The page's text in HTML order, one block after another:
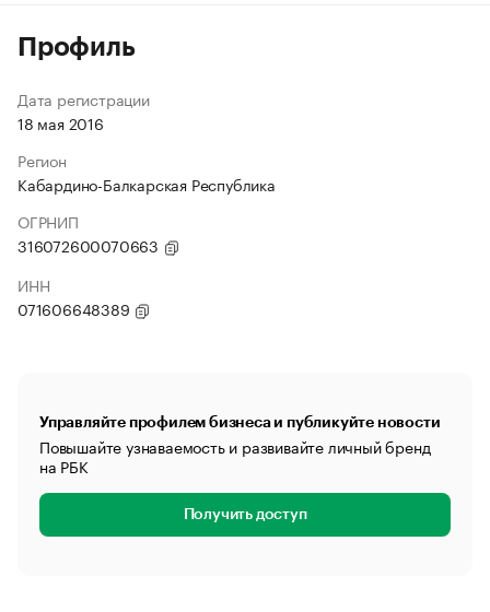
Профиль
Дата регистрации
18 мая 2016
Регион
Кабардино-Балкарская Республика
ОГРНИП
316072600070663
ИНН
071606648389
Управляйте профилем бизнеса и публикуйте новости
Повышайте узнаваемость и развивайте личный бренд
на РБК
Получить доступ